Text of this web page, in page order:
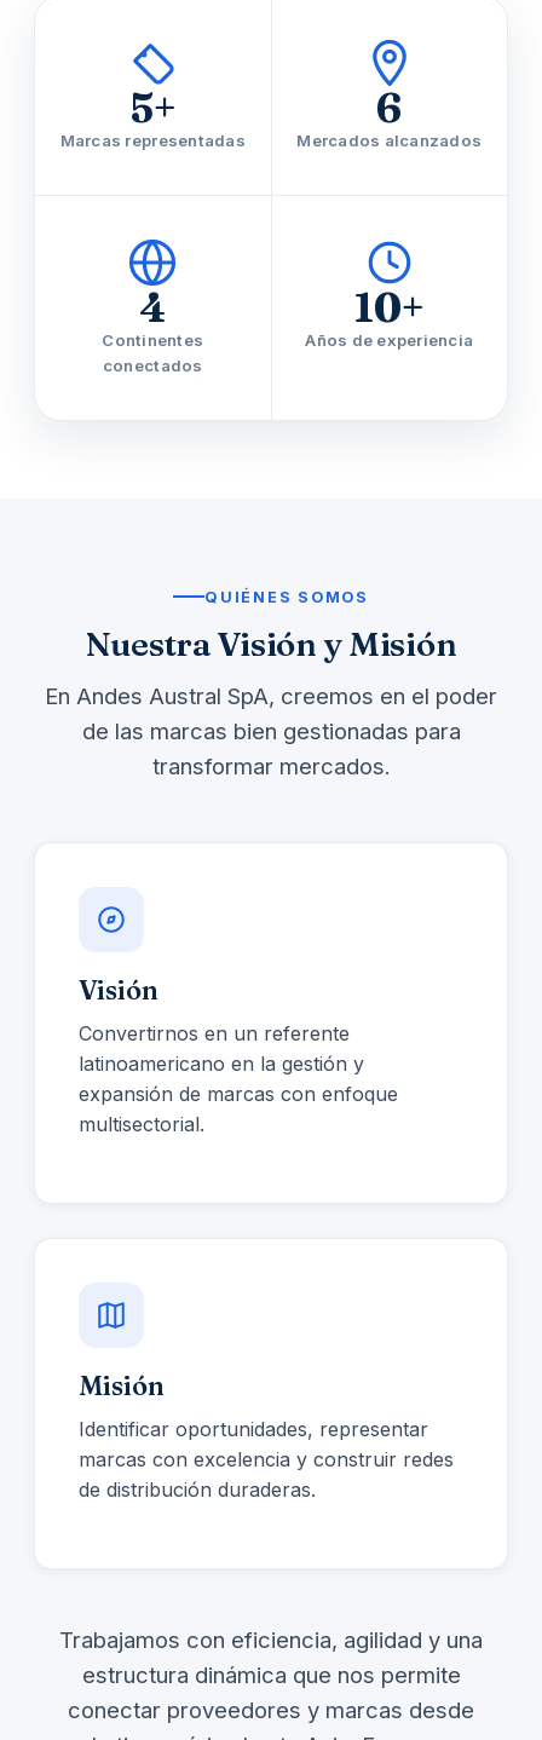
5+
Marcas representadas
6
Mercados alcanzados
4
Continentes
conectados
10+
Años de experiencia
QUIÉNES SOMOS
Nuestra Visión y Misión
En Andes Austral SpA, creemos en el poder
de las marcas bien gestionadas para
transformar mercados.
Visión
Convertirnos en un referente
latinoamericano en la gestión y
expansión de marcas con enfoque
multisectorial.
Misión
Identificar oportunidades, representar
marcas con excelencia y construir redes
de distribución duraderas.
Trabajamos con eficiencia, agilidad y una
estructura dinámica que nos permite
conectar proveedores y marcas desde